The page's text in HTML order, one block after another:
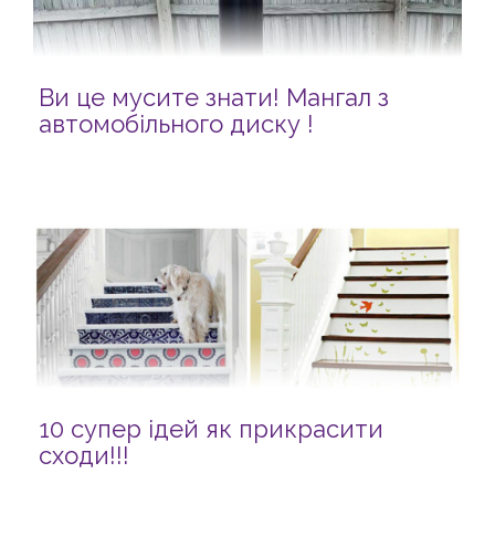
Ви це мусите знати! Мангал з
автомобільного диску !
10 супер ідей як прикрасити
сходи!!!